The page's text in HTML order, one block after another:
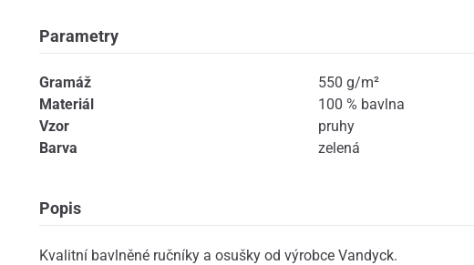
Parametry
Gramáž
550 g/m²
Materiál
100 % bavlna
Vzor
pruhy
Barva
zelená
Popis
Kvalitní bavlněné ručníky a osušky od výrobce Vandyck.